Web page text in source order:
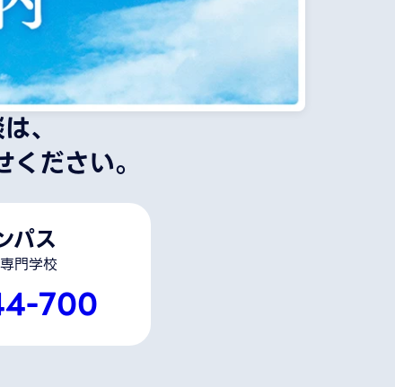
、
ださい。
パス
門学校
700